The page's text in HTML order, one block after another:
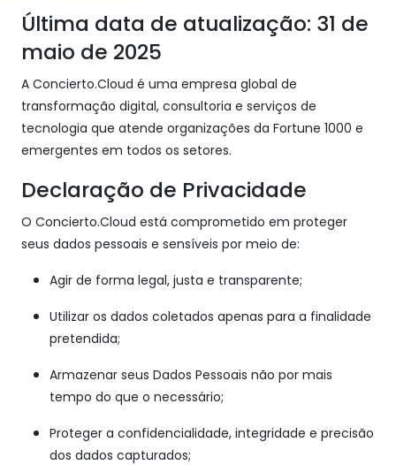
Última data de atualização: 31 de
maio de 2025
A Concierto.Cloud é uma empresa global de
transformação digital, consultoria e serviços de
tecnologia que atende organizações da Fortune 1000 e
emergentes em todos os setores.
Declaração de Privacidade
O Concierto.Cloud está comprometido em proteger
seus dados pessoais e sensíveis por meio de:
Agir de forma legal, justa e transparente;
Utilizar os dados coletados apenas para a finalidade
pretendida;
Armazenar seus Dados Pessoais não por mais
tempo do que o necessário;
Proteger a confidencialidade, integridade e precisão
dos dados capturados;